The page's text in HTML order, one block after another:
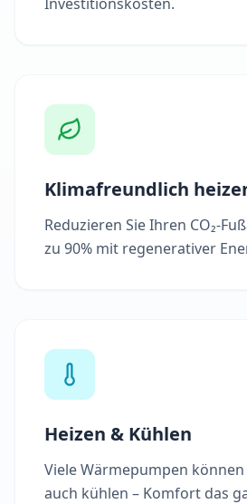
Klimafreundlich
Reduzieren Sie Ihren CO₂-
zu 90% mit regenerativer
Heizen & Kühlen
Viele Wärmepumpen
auch kühlen – Komfort das